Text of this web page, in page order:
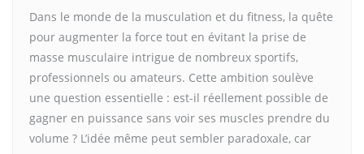
Dans le monde de la musculation et du fitness, la quête
pour augmenter la force tout en évitant la prise de
masse musculaire intrigue de nombreux sportifs,
professionnels ou amateurs. Cette ambition soulève
une question essentielle : est-il réellement possible de
gagner en puissance sans voir ses muscles prendre du
volume ? L’idée même peut sembler paradoxale, car